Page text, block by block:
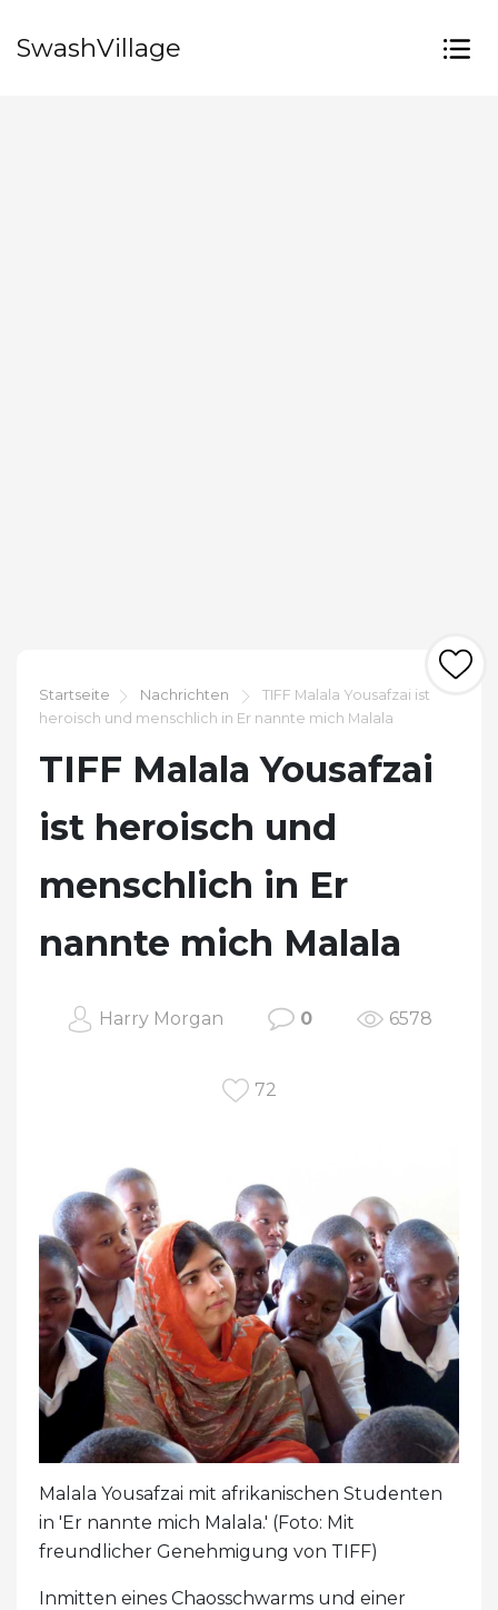
SwashVillage
Startseite Nachrichten
TIFF Malala Yousafzai ist
heroisch und menschlich in Er nannte mich Malala
TIFF Malala Yousafzai
ist heroisch und
menschlich in Er
nannte mich Malala
Harry Morgan 0 6578
72
Malala Yousafzai mit afrikanischen Studenten
in 'Er nannte mich Malala.' (Foto: Mit
freundlicher Genehmigung von TIFF)
Inmitten eines Chaosschwarms und einer